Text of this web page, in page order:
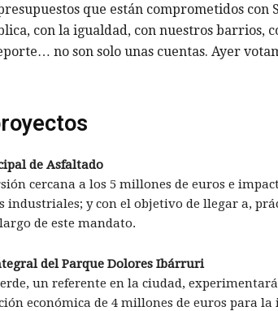
que están comprometidos con
con la igualdad, con nuestros barrios,
no son solo unas cuentas. Ayer
de Asfaltado
cercana a los 5 millones de euros e
industriales; y con el objetivo de llegar a,
de este mandato.
del Parque Dolores Ibárruri
un referente en la ciudad,
económica de 4 millones de euros para la